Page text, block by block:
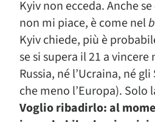
Kyiv non ecceda. Anche
non mi piace, è come nel
Kyiv chiede, più è
se si supera il 21 a vincere
Russia, né l’Ucraina, né
che meno l’Europa). Solo
Voglio ribadirlo: al